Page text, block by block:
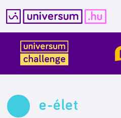
tartalomba
e-élet